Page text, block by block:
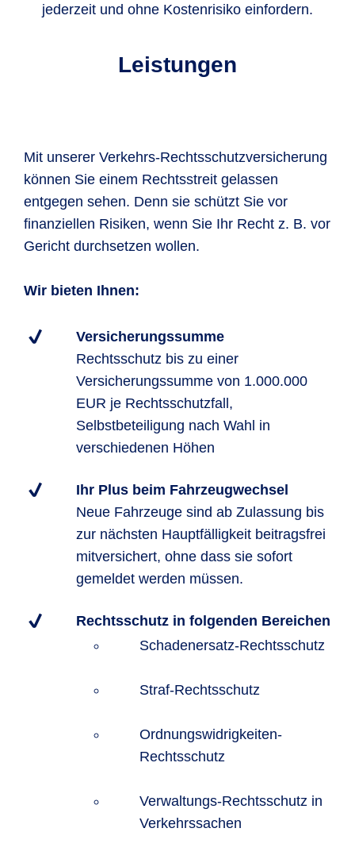
jederzeit und ohne Kostenrisiko einfordern.
Leistungen
Mit unserer Verkehrs-Rechtsschutzversicherung
können Sie einem Rechtsstreit gelassen
entgegen sehen. Denn sie schützt Sie vor
finanziellen Risiken, wenn Sie Ihr Recht z. B. vor
Gericht durchsetzen wollen.
Wir bieten Ihnen:
Versicherungssumme
Rechtsschutz bis zu einer
Versicherungssumme von 1.000.000
EUR je Rechtsschutzfall,
Selbstbeteiligung nach Wahl in
verschiedenen Höhen
Ihr Plus beim Fahrzeugwechsel
Neue Fahrzeuge sind ab Zulassung bis
zur nächsten Hauptfälligkeit beitragsfrei
mitversichert, ohne dass sie sofort
gemeldet werden müssen.
Rechtsschutz in folgenden Bereichen
Schadenersatz-Rechtsschutz
Straf-Rechtsschutz
Ordnungswidrigkeiten-
Rechtsschutz
Verwaltungs-Rechtsschutz in
Verkehrssachen